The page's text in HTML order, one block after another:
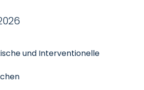
und Interventionelle